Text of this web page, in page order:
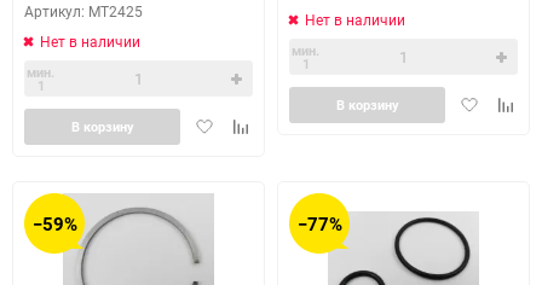
Артикул: MT2425
Нет в наличии
мин.
1
ДобавитьДобавить
В корзину
Нет в наличии
мин.
1
Добавить
В корзину
−59% −77%